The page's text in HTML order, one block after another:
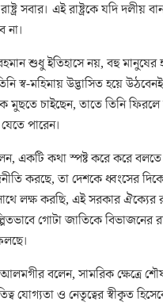
সবার। এই রাষ্ট্রকে যদি দলীয়
না।
শুধু ইতিহাসে নয়, বহু
স্ব-মহিমায় উদ্ভাসিত হয়ে
মুছতে চাইছেন, তাতে তিনি
পারেন।
একটি কথা স্পষ্ট করে করে বলতে
করছে, তা দেশকে ধ্বংসের দিকে
লক্ষ করছি, এই সরকার ঐক্যের
গোটা জাতিকে বিভাজনের
বলেন, সামরিক ক্ষেত্রে
যোগ্যতা ও নেতৃত্বের স্বীকৃত